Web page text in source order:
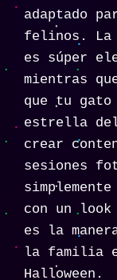
adaptado
felinos. La
es súper
mientras
que tu gato
estrella del
crear
sesiones
con un look
es la
la familia
Halloween.